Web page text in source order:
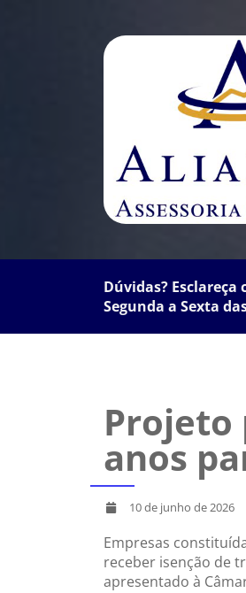
Dúvidas? Esclareça
Segunda a Sexta
Projeto
anos
10 de junho de 2026
Empresas
receber isenção de
apresentado à